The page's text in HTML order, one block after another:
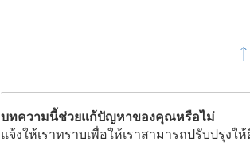
บทความนี้ช่วยแก้ปัญหาของคุณหรือไม่
แจ้งให้เราทราบเพื่อให้เราสามารถปรับปรุงใ